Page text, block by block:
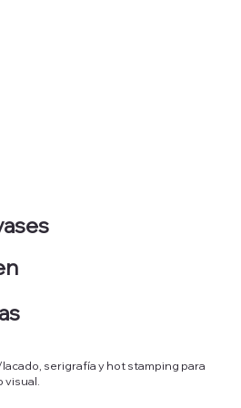
serigrafía y hot stamping para
visual.